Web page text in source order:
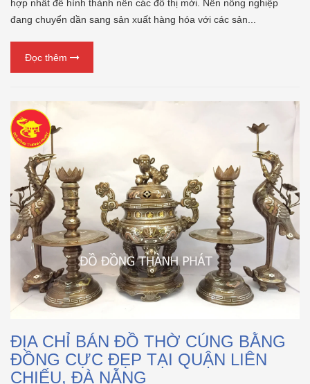
hợp nhất để hình thành nên các đô thị mới. Nền nông nghiệp
đang chuyển dần sang sản xuất hàng hóa với các sản...
Đọc thêm
ĐỊA CHỈ BÁN ĐỒ THỜ CÚNG BẰNG
ĐỒNG CỰC ĐẸP TẠI QUẬN LIÊN
CHIẾU, ĐÀ NẴNG